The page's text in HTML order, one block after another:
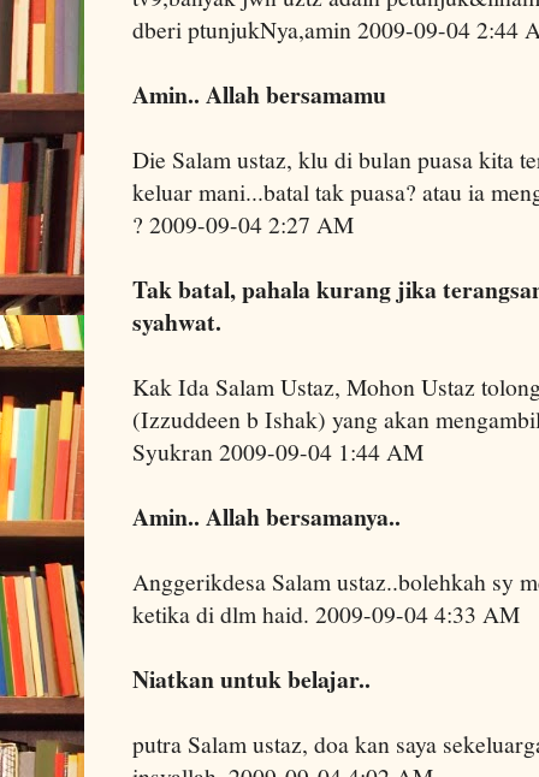
dberi ptunjukNya,amin 2009-09-04 2:44
Amin.. Allah bersamamu
Die Salam ustaz, klu di bulan puasa kita
keluar mani...batal tak puasa? atau ia
? 2009-09-04 2:27 AM
Tak batal, pahala kurang jika
syahwat.
Kak Ida Salam Ustaz, Mohon Ustaz
(Izzuddeen b Ishak) yang akan
Syukran 2009-09-04 1:44 AM
Amin.. Allah bersamanya..
Anggerikdesa Salam ustaz..bolehkah sy
ketika di dlm haid. 2009-09-04 4:33 AM
Niatkan untuk belajar..
putra Salam ustaz, doa kan saya